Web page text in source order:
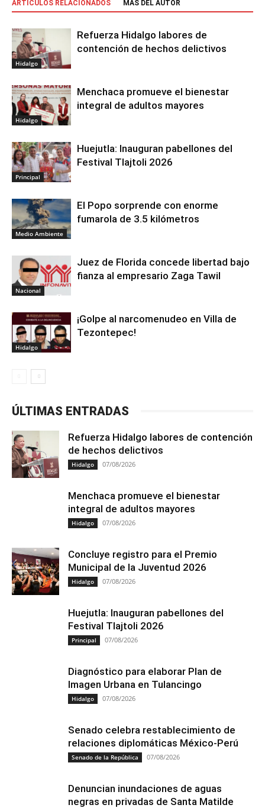
ARTÍCULOS RELACIONADOS MÁS DEL AUTOR
Hidalgo
Refuerza Hidalgo labores de
contención de hechos delictivos
Hidalgo
Menchaca promueve el bienestar
integral de adultos mayores
Principal
Huejutla: Inauguran pabellones del
Festival Tlajtoli 2026
Medio Ambiente
El Popo sorprende con enorme
fumarola de 3.5 kilómetros
Nacional
Juez de Florida concede libertad bajo
fianza al empresario Zaga Tawil
Hidalgo
¡Golpe al narcomenudeo en Villa de
Tezontepec!
ÚLTIMAS ENTRADAS
Refuerza Hidalgo labores de contención
de hechos delictivos
Hidalgo 07/08/2026
Menchaca promueve el bienestar
integral de adultos mayores
Hidalgo 07/08/2026
Concluye registro para el Premio
Municipal de la Juventud 2026
Hidalgo 07/08/2026
Huejutla: Inauguran pabellones del
Festival Tlajtoli 2026
Principal 07/08/2026
Diagnóstico para elaborar Plan de
Imagen Urbana en Tulancingo
Hidalgo 07/08/2026
Senado celebra restablecimiento de
relaciones diplomáticas México-Perú
Senado de la República 07/08/2026
Denuncian inundaciones de aguas
negras en privadas de Santa Matilde